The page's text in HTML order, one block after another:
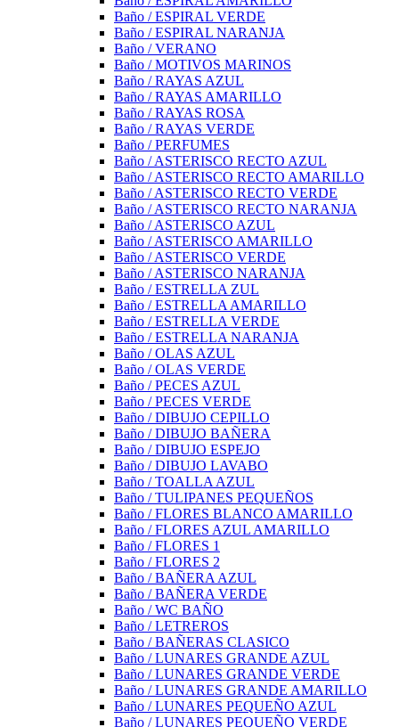
Baño / ESPIRAL VERDE
Baño / ESPIRAL NARANJA
Baño / VERANO
Baño / MOTIVOS MARINOS
Baño / RAYAS AZUL
Baño / RAYAS AMARILLO
Baño / RAYAS ROSA
Baño / RAYAS VERDE
Baño / PERFUMES
Baño / ASTERISCO RECTO AZUL
Baño / ASTERISCO RECTO AMARILLO
Baño / ASTERISCO RECTO VERDE
Baño / ASTERISCO RECTO NARANJA
Baño / ASTERISCO AZUL
Baño / ASTERISCO AMARILLO
Baño / ASTERISCO VERDE
Baño / ASTERISCO NARANJA
Baño / ESTRELLA ZUL
Baño / ESTRELLA AMARILLO
Baño / ESTRELLA VERDE
Baño / ESTRELLA NARANJA
Baño / OLAS AZUL
Baño / OLAS VERDE
Baño / PECES AZUL
Baño / PECES VERDE
Baño / DIBUJO CEPILLO
Baño / DIBUJO BAÑERA
Baño / DIBUJO ESPEJO
Baño / DIBUJO LAVABO
Baño / TOALLA AZUL
Baño / TULIPANES PEQUEÑOS
Baño / FLORES BLANCO AMARILLO
Baño / FLORES AZUL AMARILLO
Baño / FLORES 1
Baño / FLORES 2
Baño / BAÑERA AZUL
Baño / BAÑERA VERDE
Baño / WC BAÑO
Baño / LETREROS
Baño / BAÑERAS CLASICO
Baño / LUNARES GRANDE AZUL
Baño / LUNARES GRANDE VERDE
Baño / LUNARES GRANDE AMARILLO
Baño / LUNARES PEQUEÑO AZUL
Baño / LUNARES PEQUEÑO VERDE